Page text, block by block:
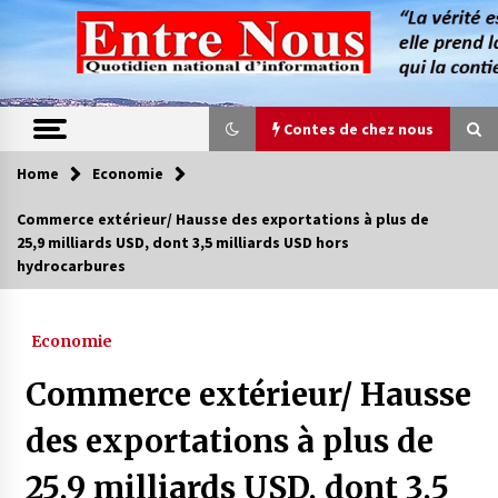
content
Contes de chez nous
Contes de chez nous
Quand la mère n’est plus là (17e partie)
Oum el Gaïla / L’ogresse du M’zab
4 ans ago
Home Economie
Commerce extérieur/ Hausse des exportations à plus de
25,9 milliards USD, dont 3,5 milliards USD hors
hydrocarbures
Economie
Commerce extérieur/ Hausse
des exportations à plus de
25,9 milliards USD, dont 3,5